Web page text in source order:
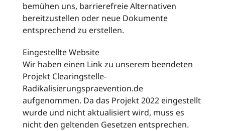
bemühen uns, barrierefreie Alternativen
bereitzustellen oder neue Dokumente
entsprechend zu erstellen.
Eingestellte Website
Wir haben einen Link zu unserem beendeten
Projekt Clearingstelle-
Radikalisierungspraevention.de
aufgenommen. Da das Projekt 2022 eingestellt
wurde und nicht aktualisiert wird, muss es
nicht den geltenden Gesetzen entsprechen.